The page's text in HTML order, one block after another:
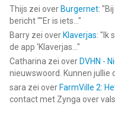
Thijs zei over Burgernet: "
bericht ""Er is iets... "
Barry zei over Klaverjas: " Ik
de app ‘Klaverjas... "
Catharina zei over DVHN -
nieuwswoord. Kunnen jullie
sara zei over FarmVille 2:
contact met Zynga over